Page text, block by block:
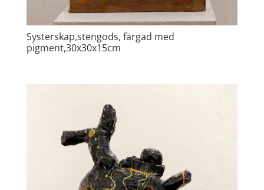
Systerskap,stengods, färgad med
pigment,30x30x15cm